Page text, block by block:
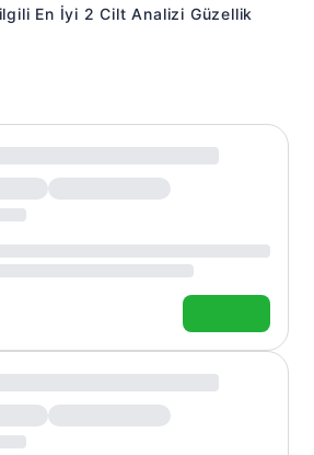
En İyi 2 Cilt Analizi Güzellik